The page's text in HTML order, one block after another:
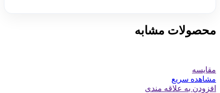
محصولات مشابه
مقایسه
مشاهده سریع
افزودن به علاقه مندی